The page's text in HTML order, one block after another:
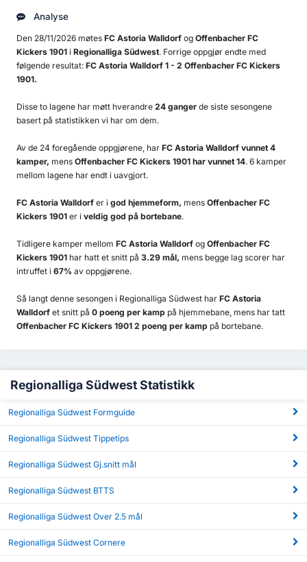
Analyse
Den 28/11/2026 møtes FC Astoria Walldorf og Offenbacher FC
Kickers 1901 i Regionalliga Südwest. Forrige oppgjør endte med
følgende resultat: FC Astoria Walldorf 1 - 2 Offenbacher FC Kickers
1901.
Disse to lagene har møtt hverandre 24 ganger de siste sesongene
basert på statistikken vi har om dem.
Av de 24 foregående oppgjørene, har FC Astoria Walldorf vunnet 4
kamper, mens Offenbacher FC Kickers 1901 har vunnet 14. 6 kamper
mellom lagene har endt i uavgjort.
FC Astoria Walldorf er i god hjemmeform, mens Offenbacher FC
Kickers 1901 er i veldig god på bortebane.
Tidligere kamper mellom FC Astoria Walldorf og Offenbacher FC
Kickers 1901 har hatt et snitt på 3.29 mål, mens begge lag scorer har
intruffet i 67% av oppgjørene.
Så langt denne sesongen i Regionalliga Südwest har FC Astoria
Walldorf et snitt på 0 poeng per kamp på hjemmebane, mens har tatt
Offenbacher FC Kickers 1901 2 poeng per kamp på bortebane.
Regionalliga Südwest Statistikk
Regionalliga Südwest Formguide
Regionalliga Südwest Tippetips
Regionalliga Südwest Gj.snitt mål
Regionalliga Südwest BTTS
Regionalliga Südwest Over 2.5 mål
Regionalliga Südwest Cornere